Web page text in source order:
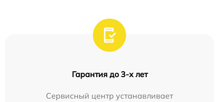
Гарантия до 3-х лет
Сервисный центр устанавливает